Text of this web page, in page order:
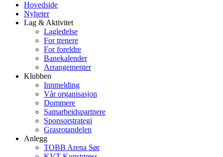
Hovedside
Nyheter
Lag & Aktivitet
Lagledelse
For trenere
For foreldre
Banekalender
Arrangementer
Klubben
Innmelding
Vår organisasjon
Dommere
Samarbeidspartnere
Sponsorstrategi
Grasrotandelen
Anlegg
TOBB Arena Sør